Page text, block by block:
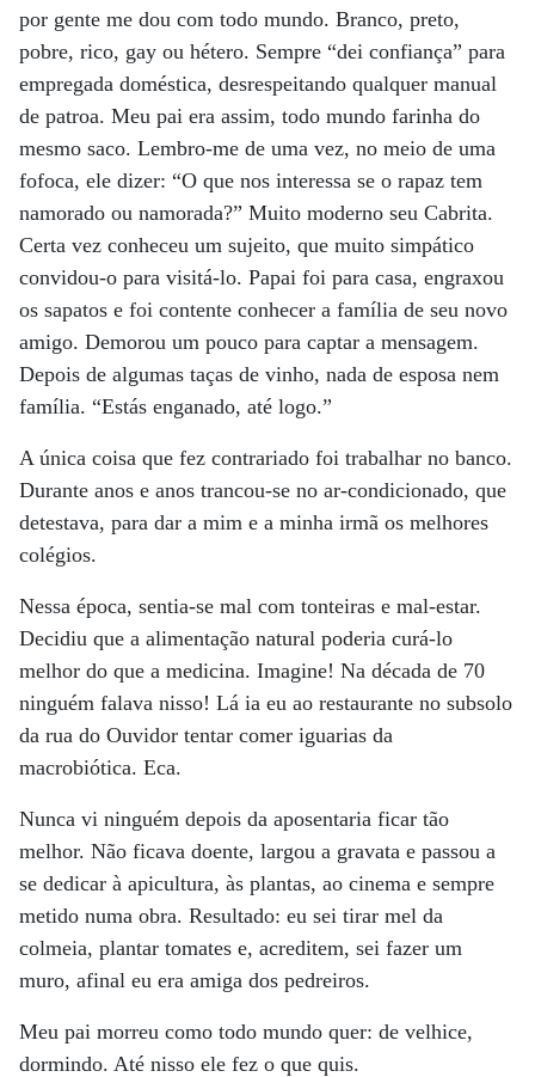
por gente me dou com todo mundo. Branco, preto,
pobre, rico, gay ou hétero. Sempre “dei confiança” para
empregada doméstica, desrespeitando qualquer manual
de patroa. Meu pai era assim, todo mundo farinha do
mesmo saco. Lembro-me de uma vez, no meio de uma
fofoca, ele dizer: “O que nos interessa se o rapaz tem
namorado ou namorada?” Muito moderno seu Cabrita.
Certa vez conheceu um sujeito, que muito simpático
convidou-o para visitá-lo. Papai foi para casa, engraxou
os sapatos e foi contente conhecer a família de seu novo
amigo. Demorou um pouco para captar a mensagem.
Depois de algumas taças de vinho, nada de esposa nem
família. “Estás enganado, até logo.”
A única coisa que fez contrariado foi trabalhar no banco.
Durante anos e anos trancou-se no ar-condicionado, que
detestava, para dar a mim e a minha irmã os melhores
colégios.
Nessa época, sentia-se mal com tonteiras e mal-estar.
Decidiu que a alimentação natural poderia curá-lo
melhor do que a medicina. Imagine! Na década de 70
ninguém falava nisso! Lá ia eu ao restaurante no subsolo
da rua do Ouvidor tentar comer iguarias da
macrobiótica. Eca.
Nunca vi ninguém depois da aposentaria ficar tão
melhor. Não ficava doente, largou a gravata e passou a
se dedicar à apicultura, às plantas, ao cinema e sempre
metido numa obra. Resultado: eu sei tirar mel da
colmeia, plantar tomates e, acreditem, sei fazer um
muro, afinal eu era amiga dos pedreiros.
Meu pai morreu como todo mundo quer: de velhice,
dormindo. Até nisso ele fez o que quis.